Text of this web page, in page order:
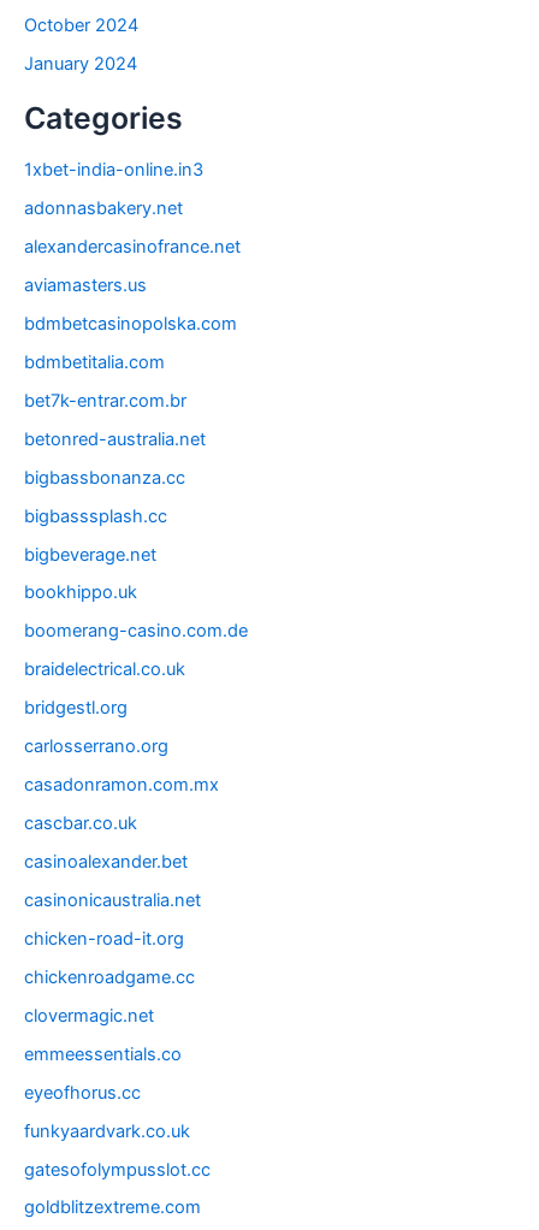
October 2024
January 2024
Categories
1xbet-india-online.in3
adonnasbakery.net
alexandercasinofrance.net
aviamasters.us
bdmbetcasinopolska.com
bdmbetitalia.com
bet7k-entrar.com.br
betonred-australia.net
bigbassbonanza.cc
bigbasssplash.cc
bigbeverage.net
bookhippo.uk
boomerang-casino.com.de
braidelectrical.co.uk
bridgestl.org
carlosserrano.org
casadonramon.com.mx
cascbar.co.uk
casinoalexander.bet
casinonicaustralia.net
chicken-road-it.org
chickenroadgame.cc
clovermagic.net
emmeessentials.co
eyeofhorus.cc
funkyaardvark.co.uk
gatesofolympusslot.cc
goldblitzextreme.com